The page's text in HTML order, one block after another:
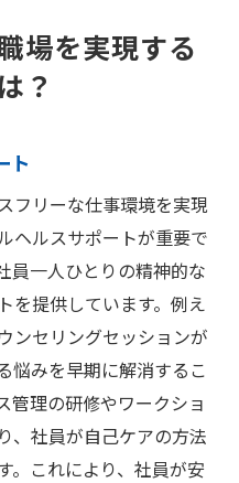
場を実現する
？
ト
フリーな仕事環境を実現
ヘルスサポートが重要で
員一人ひとりの精神的な
を提供しています。例え
ンセリングセッションが
悩みを早期に解消するこ
管理の研修やワークショ
、社員が自己ケアの方法
。これにより、社員が安